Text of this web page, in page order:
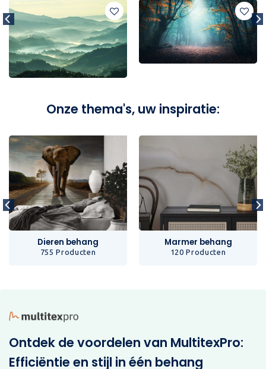
Onze thema's, uw inspiratie:
Dieren behang
755 Producten
Marmer behang
120 Producten
Ontdek de voordelen van MultitexPro:
Efficiëntie en stijl in één behang